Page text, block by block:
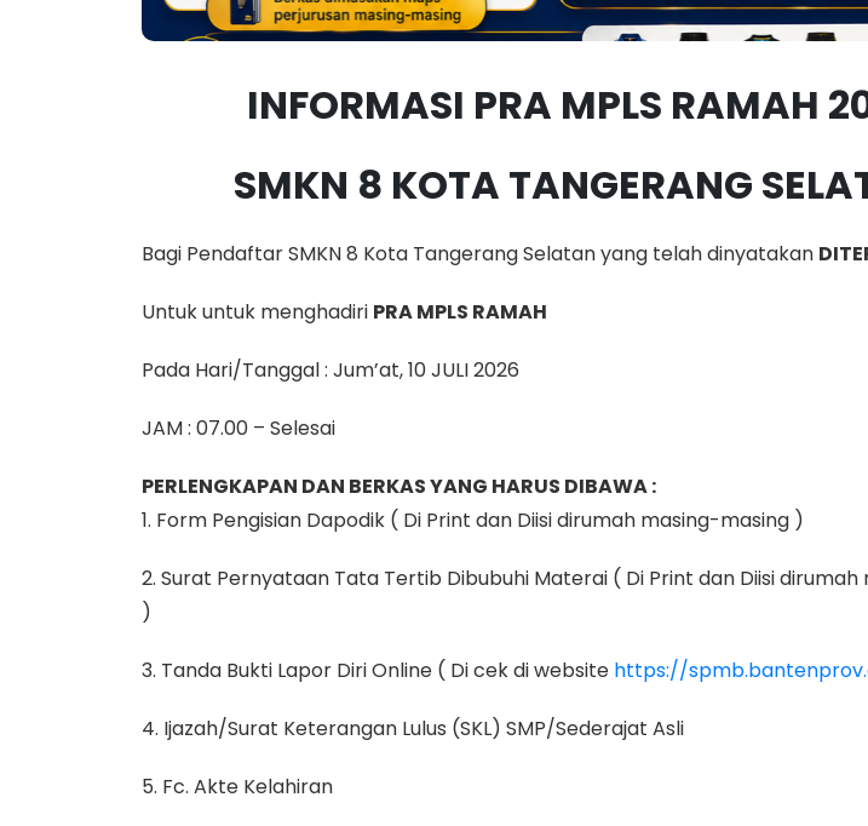
INFORMASI PRA MPLS RAMAH
SMKN 8 KOTA TANGERANG
Bagi Pendaftar SMKN 8 Kota Tangerang Selatan yang telah dinyatakan
Untuk untuk menghadiri PRA MPLS RAMAH
Pada Hari/Tanggal : Jum’at, 10 JULI 2026
JAM : 07.00 – Selesai
PERLENGKAPAN DAN BERKAS YANG HARUS DIBAWA :
1. Form Pengisian Dapodik ( Di Print dan Diisi dirumah masing-masing )
2. Surat Pernyataan Tata Tertib Dibubuhi Materai ( Di Print dan Diisi
)
3. Tanda Bukti Lapor Diri Online ( Di cek di website https://
4. Ijazah/Surat Keterangan Lulus (SKL) SMP/Sederajat Asli
5. Fc. Akte Kelahiran